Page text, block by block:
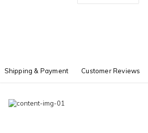
Shipping & Payment Customer Reviews